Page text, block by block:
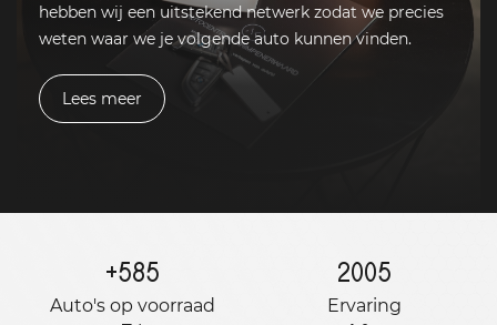
hebben wij een uitstekend netwerk zodat we precies
weten waar we je volgende auto kunnen vinden.
Lees meer
+585
Auto's op voorraad
2005
Ervaring